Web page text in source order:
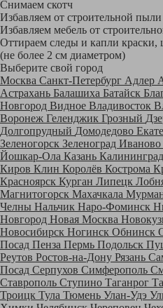
Снимаем скотч
Избавляем от строительной
Избавляем мебель от
Оттираем следы и капли краски,
(не более 2 см диаметром)
Выберите свой город
Москва Санкт-Петербург Адлер
Астрахань Балашиха Батайск
Новгород Видное Владивосток
Воронеж Геленджик Грозный
Долгопрудный Домодедово
Зеленогорск Зеленоград Иваново
Йошкар-Ола Казань Калининград
Киров Клин Королёв Кострома
Красноярск Курган Липецк
Магнитогорск Махачкала
Челны Нальчик Наро-Фоминск
Новгород Новая Москва
Новосибирск Ногинск Обнинск
Посад Пенза Пермь Подольск
Реутов Ростов-на-Дону Рязань
Посад Серпухов Симферополь
Ставрополь Ступино Таганрог
Троицк Тула Тюмень Улан-Удэ